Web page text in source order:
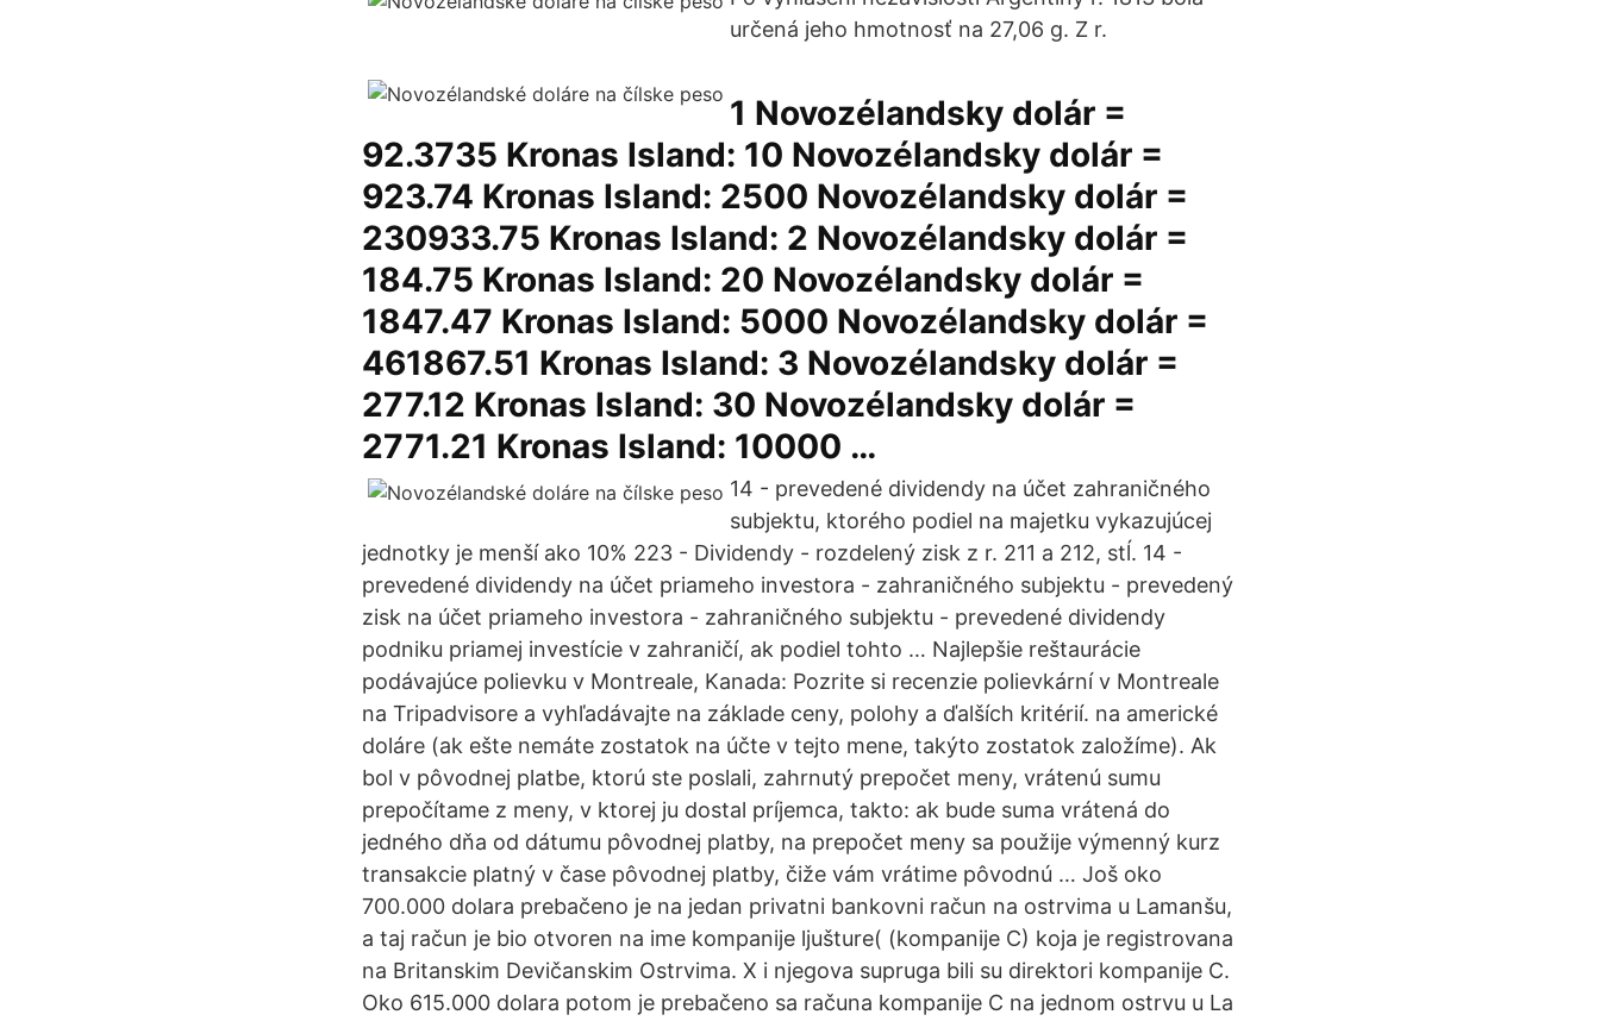
určená jeho hmotnosť na 27,06 g. Z r.
1 Novozélandsky dolár =
92.3735 Kronas Island: 10 Novozélandsky dolár =
923.74 Kronas Island: 2500 Novozélandsky dolár =
230933.75 Kronas Island: 2 Novozélandsky dolár =
184.75 Kronas Island: 20 Novozélandsky dolár =
1847.47 Kronas Island: 5000 Novozélandsky dolár =
461867.51 Kronas Island: 3 Novozélandsky dolár =
277.12 Kronas Island: 30 Novozélandsky dolár =
2771.21 Kronas Island: 10000 …
14 - prevedené dividendy na účet zahraničného
subjektu, ktorého podiel na majetku vykazujúcej
jednotky je menší ako 10% 223 - Dividendy - rozdelený zisk z r. 211 a 212, stĺ. 14 -
prevedené dividendy na účet priameho investora - zahraničného subjektu - prevedený
zisk na účet priameho investora - zahraničného subjektu - prevedené dividendy
podniku priamej investície v zahraničí, ak podiel tohto … Najlepšie reštaurácie
podávajúce polievku v Montreale, Kanada: Pozrite si recenzie polievkární v Montreale
na Tripadvisore a vyhľadávajte na základe ceny, polohy a ďalších kritérií. na americké
doláre (ak ešte nemáte zostatok na účte v tejto mene, takýto zostatok založíme). Ak
bol v pôvodnej platbe, ktorú ste poslali, zahrnutý prepočet meny, vrátenú sumu
prepočítame z meny, v ktorej ju dostal príjemca, takto: ak bude suma vrátená do
jedného dňa od dátumu pôvodnej platby, na prepočet meny sa použije výmenný kurz
transakcie platný v čase pôvodnej platby, čiže vám vrátime pôvodnú … Još oko
700.000 dolara prebačeno je na jedan privatni bankovni račun na ostrvima u Lamanšu,
a taj račun je bio otvoren na ime kompanije ljušture( (kompanije C) koja je registrovana
na Britanskim Devičanskim Ostrvima. X i njegova supruga bili su direktori kompanije C.
Oko 615.000 dolara potom je prebačeno sa računa kompanije C na jednom ostrvu u La